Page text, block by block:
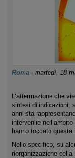
Roma - martedì, 18
L’affermazione che
sintesi di indicazioni,
anni sta
intervenire
hanno toccato questa
Nello specifico, su
riorganizzazione